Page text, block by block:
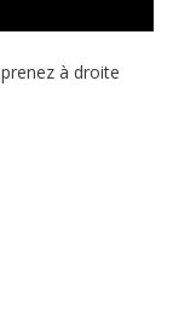
prenez à droite